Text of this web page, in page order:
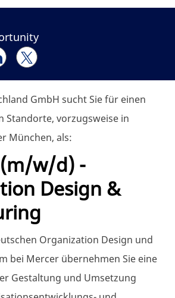
Facebook
via LinkedIn
Share via twitter
GmbH sucht Sie für einen
Standorte, vorzugsweise in
München, als:
w/d) -
Design &
Organization Design und
bei Mercer übernehmen Sie eine
Gestaltung und Umsetzung